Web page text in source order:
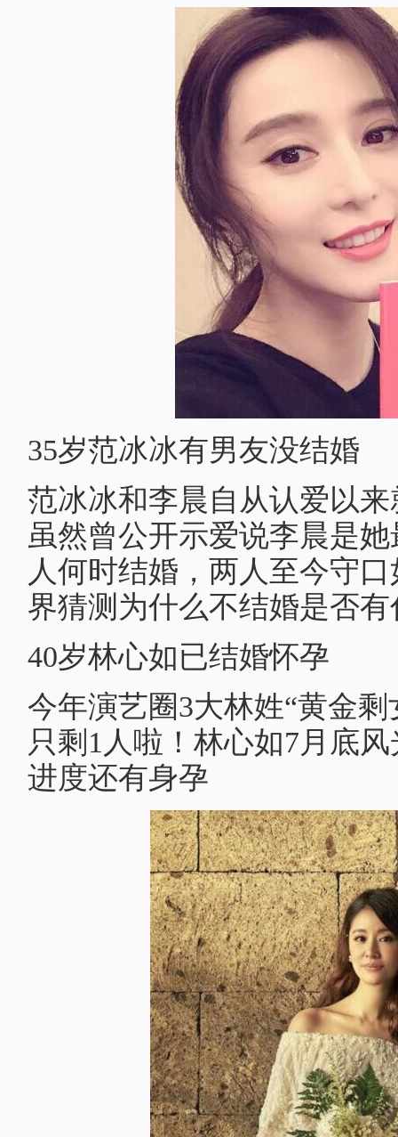
35岁范冰冰有男友没结婚
范冰冰和李晨自从认爱以
虽然曾公开示爱说李晨是
人何时结婚，两人至今守
界猜测为什么不结婚是否
40岁林心如已结婚怀孕
今年演艺圈3大林姓“黄金
只剩1人啦！林心如7月底
进度还有身孕